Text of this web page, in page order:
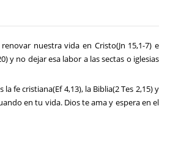
nuestra vida en Cristo(Jn 15,1-7) e
y no dejar esa labor a las sectas o iglesias
fe cristiana(Ef 4,13), la Biblia(2 Tes 2,15) y
en tu vida. Dios te ama y espera en el